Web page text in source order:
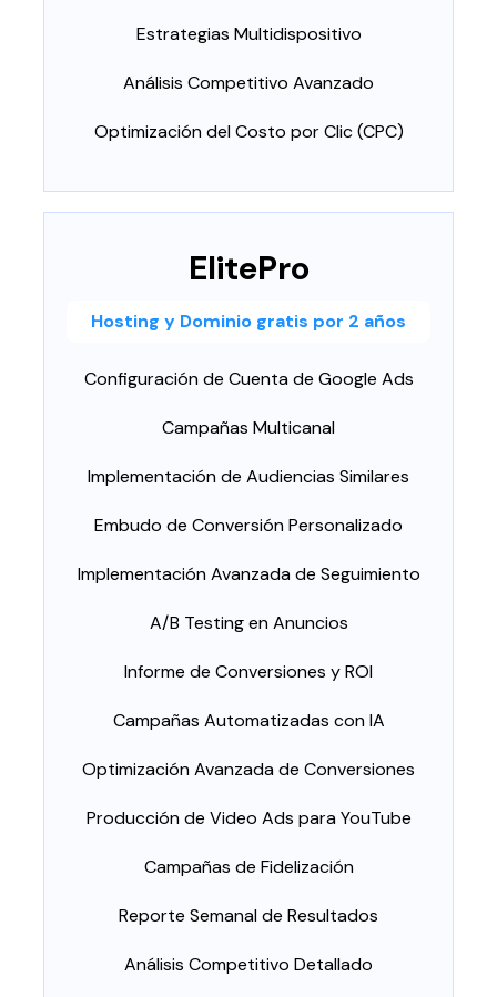
Estrategias Multidispositivo
Análisis Competitivo Avanzado
Optimización del Costo por Clic (CPC)
ElitePro
Hosting y Dominio gratis por 2 años
Configuración de Cuenta de Google Ads
Campañas Multicanal
Implementación de Audiencias Similares
Embudo de Conversión Personalizado
Implementación Avanzada de Seguimiento
A/B Testing en Anuncios
Informe de Conversiones y ROI
Campañas Automatizadas con IA
Optimización Avanzada de Conversiones
Producción de Video Ads para YouTube
Campañas de Fidelización
Reporte Semanal de Resultados
Análisis Competitivo Detallado